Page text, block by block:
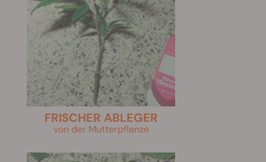
FRISCHER ABLEGER
von der Mutterpflanze